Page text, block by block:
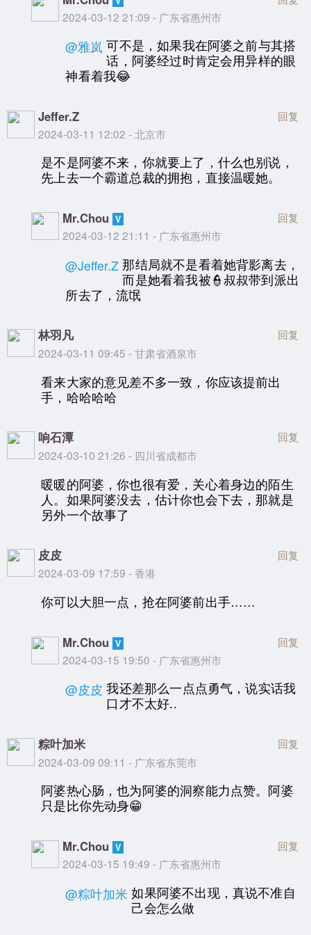
2024-03-12 21:09 - 广东省惠州市
@雅岚 可不是，如果我在阿婆之前与其搭
话，阿婆经过时肯定会用异样的眼
神看着我😂
Jeffer.Z
2024-03-11 12:02 - 北京市
回复
是不是阿婆不来，你就要上了，什么也别说，
先上去一个霸道总裁的拥抱，直接温暖她。
Mr.Chou
2024-03-12 21:11 - 广东省惠州市
回复
@Jeffer.Z 那结局就不是看着她背影离去，
而是她看着我被👮叔叔带到派出
所去了，流氓
林羽凡
2024-03-11 09:45 - 甘肃省酒泉市
回复
看来大家的意见差不多一致，你应该提前出
手，哈哈哈哈
响石潭
2024-03-10 21:26 - 四川省成都市
回复
暖暖的阿婆，你也很有爱，关心着身边的陌生
人。如果阿婆没去，估计你也会下去，那就是
另外一个故事了
皮皮
2024-03-09 17:59 - 香港
回复
你可以大胆一点，抢在阿婆前出手……
Mr.Chou
2024-03-15 19:50 - 广东省惠州市
回复
@皮皮 我还差那么一点点勇气，说实话我
口才不太好..
粽叶加米
2024-03-09 09:11 - 广东省东莞市
回复
阿婆热心肠，也为阿婆的洞察能力点赞。阿婆
只是比你先动身😁
Mr.Chou
2024-03-15 19:49 - 广东省惠州市
回复
@粽叶加米 如果阿婆不出现，真说不准自
己会怎么做